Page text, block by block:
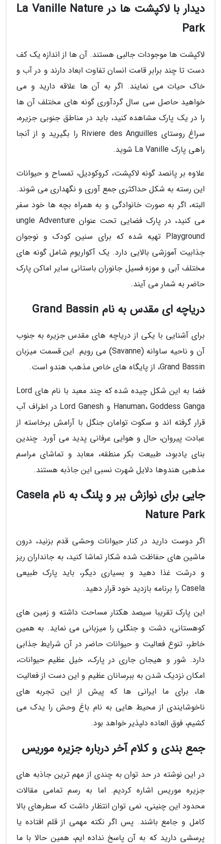
دیدار با لاکپشت ها در La Vanille Nature
Park
لاکپشت ها موجودات جالبی هستند. آن ها از اندازه یک کف
دست تا چند برابر قامت انسان تفاوت ابعاد دارند و در آب و
خاک حیات می نمایند. اگر به آن ها علاقه دارید و می
خواهید حاصل سی سال گردآوری گونه های مختلف آن ها
را در یک پارک مشاهده کنید، باید در مناطق جنوبی جزیره،
سراغ روستای Riviere des Anguilles را بگیرید و از آنجا
راهی پارک La Vanille شوید.
علاوه بر پانصد گونه لاکپشت، کروکودیل، تمساح و حیوانات
این رسته به شکل حداکثری جمع آوری و نگهداری می شوند.
البته، اگر به صورت خانوادگی و به همراه بچه ها خود سفر
می کنید، در پارک فضایی تحت عنوان ungle Adventure
Playground تهیه شده که برای سنین کودک و نوجوان
جذابیت آموزشی بالایی دارد. یک آکواریوم شامل گونه های
مختلف آبی و موزه فسیل جانوران باستانی سایر اماکن پارک
حاضر به شمار می آیند.
دریاچه ای مقدس به نام Grand Bassin
برای آشنایی با یکی از دریاچه های مقدس جزیره به جنوب
آن و ناحیه ساوانه (Savanne) می رویم. این قسمت میزبان
Grand Bassin، از پایگاه های خاص مذهب هندو است.
فضا به این شکل چیده شده که چند معبد با نام های Lord
Hanuman، Goddess Ganga و Lord Ganesh در اطراف آب
قرار گرفته اند و سکوت توامان جنگل با آرامش برخاسته از
عبادت پیروان، حال و هوایی عرفانی پدید می آورد. چندین
بنای یادبود، طبیعت بکر منطقه، معابد و تماشای مراسم
مذهبی هندوها دلایل شهرت نسبی این جاذبه هستند.
جایی برای نوازش ببر و پلنگ به نام Casela
Nature Park
اگر دوست دارید در کنار حیوانات وحشی قدم بزنید، درون
ماشین های حفاظت شده شکار تماشا کنید، به جانداران ریز
و درشت غذا دهید و بسیاری دیگر، باید پارک طبیعی
Casela را برنامه بازدید خود قرار دهید.
این پارک تقریبا سیصد هکتار مساحت داشته و زمین های
کوهستانی، دشت و جنگلی را میزبانی می نماید. به همین
خاطر، تنوع فعالیت و حیوانات حاضر در آن شرایط جذابی
دارد. شور و هیجان جاری در پارک، خیل عظیم حیوانات،
امکان نزدیک شدن به ببرسانان عظیم و این دست از فعالیت
ها، برای ما ایرانی ها که پیش از این تجربه های
ناخوشایندی از محیط هایی به نام باغ وحش را یدک می
کشیم، فوق العاده دلپذیر خواهد بود.
جمع بندی و کلام آخر درباره جزیره موریس
در این نوشته در حد توان به چندی از مهم ترین جاذبه های
جزیره موریس اشاره کردیم. اما به رسم تمامی مقالات
محدود این چنینی، نمی توان انتظار داشت که سطرهای بالا
کامل و جامع باشند. پس اگر نکته مهمی از قلم افتاده یا
پرسشی دارید که به آن پاسخ نداده ایم، همین حالا با ما